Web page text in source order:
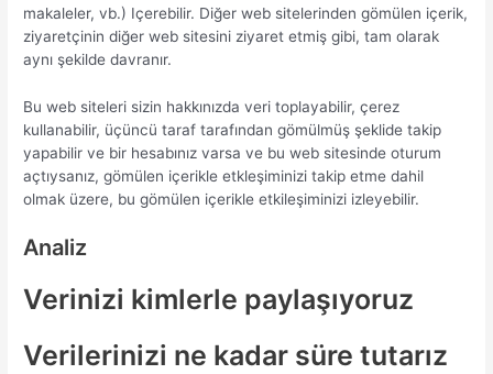
makaleler, vb.) Içerebilir. Diğer web sitelerinden gömülen içerik,
ziyaretçinin diğer web sitesini ziyaret etmiş gibi, tam olarak
aynı şekilde davranır.
Bu web siteleri sizin hakkınızda veri toplayabilir, çerez
kullanabilir, üçüncü taraf tarafından gömülmüş şeklide takip
yapabilir ve bir hesabınız varsa ve bu web sitesinde oturum
açtıysanız, gömülen içerikle etkleşiminizi takip etme dahil
olmak üzere, bu gömülen içerikle etkileşiminizi izleyebilir.
Analiz
Verinizi kimlerle paylaşıyoruz
Verilerinizi ne kadar süre tutarız